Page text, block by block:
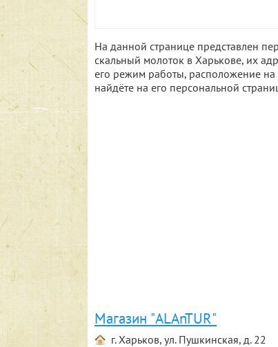
На данной странице представлен
скальный молоток в Харькове, их
его режим работы, расположение на
найдёте на его персональной
Магазин "ALAnTUR"
г. Харьков, ул. Пушкинская, д. 22